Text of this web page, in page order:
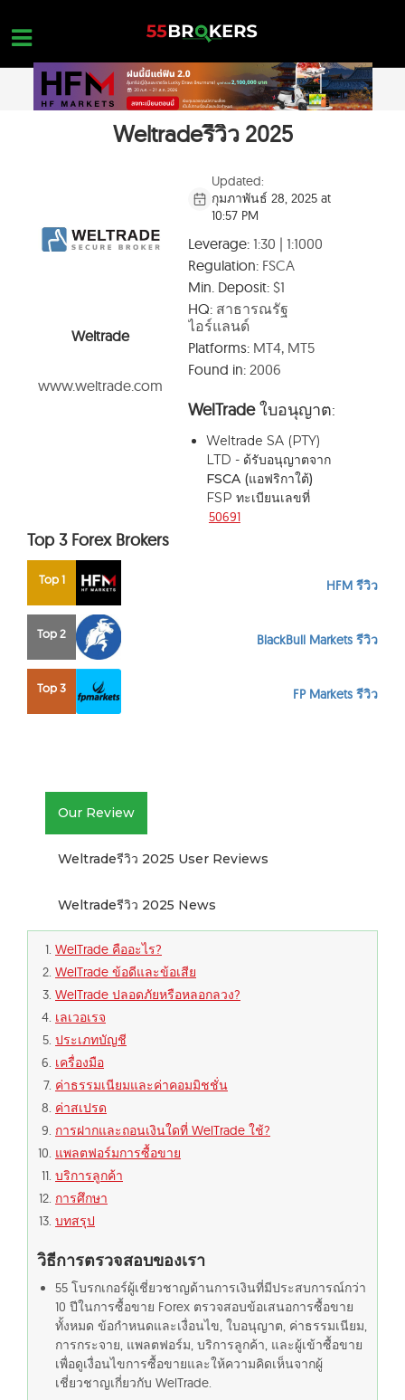
content
การศึกษา FOREX
เปิดบัญชีโดยไม่มีค่าใช้จ่าย
Weltradeรีวิว 2025
Weltrade
www.weltrade.com
Updated:
กุมภาพันธ์ 28, 2025 at
10:57 PM
Leverage:1:30 | 1:1000
Regulation:FSCA
Min. Deposit:$1
HQ:สาธารณรัฐ
ไอร์แลนด์
Platforms:MT4, MT5
Found in:2006
WelTradeใบอนุญาต:
Weltrade SA (PTY)
LTD - ด้รับอนุญาตจาก
FSCA (แอฟริกาใต้)
FSP ทะเบียนเลขที่
50691
Top 3 Forex Brokers
Top 1 HFM รีวิว
Top 2 BlackBull Markets รีวิว
Top 3 FP Markets รีวิว
Our Review
Weltradeรีวิว 2025 User Reviews
Weltradeรีวิว 2025 News
WelTrade คืออะไร?
WelTrade ข้อดีและข้อเสีย
WelTrade ปลอดภัยหรือหลอกลวง?
เลเวอเรจ
ประเภทบัญชี
เครื่องมือ
ค่าธรรมเนียมและค่าคอมมิชชั่น
ค่าสเปรด
การฝากและถอนเงินใดที่ WelTrade ใช้?
แพลตฟอร์มการซื้อขาย
บริการลูกค้า
การศึกษา
บทสรุป
วิธีการตรวจสอบของเรา
55 โบรกเกอร์ผู้เชี่ยวชาญด้านการเงินที่มีประสบการณ์กว่า
10 ปีในการซื้อขาย Forex ตรวจสอบข้อเสนอการซื้อขาย
ทั้งหมด ข้อกำหนดและเงื่อนไข, ใบอนุญาต, ค่าธรรมเนียม,
การกระจาย, แพลตฟอร์ม, บริการลูกค้า, และผู้เข้าซื้อขาย
เพื่อดูเงื่อนไขการซื้อขายและให้ความคิดเห็นจากผู้
เชี่ยวชาญเกี่ยวกับ WelTrade.